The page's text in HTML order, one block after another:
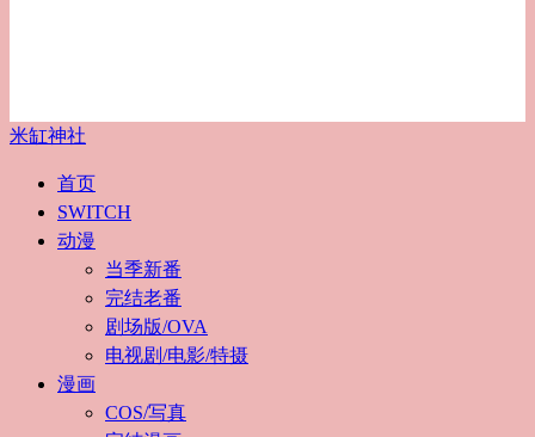
米缸神社
首页
SWITCH
动漫
当季新番
完结老番
剧场版/OVA
电视剧/电影/特摄
漫画
COS/写真